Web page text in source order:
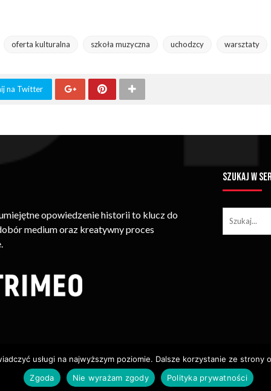
oferta kulturalna szkoła muzyczna uchodzcy warsztaty
na Twitter
opowiedzenie historii to klucz do
medium oraz kreatywny proces
SZUKAJ W
(w Tym Zdjęć, Materiałów Wideo) Bez Pisemnego Zezwolenia
Usługi
Identyfikacja Wizualna – Logotypy Polityka Cookies
usługi na najwyższym poziomie. Dalsze korzystanie ze strony
Zgoda
Nie wyrażam zgody Polityka prywatności